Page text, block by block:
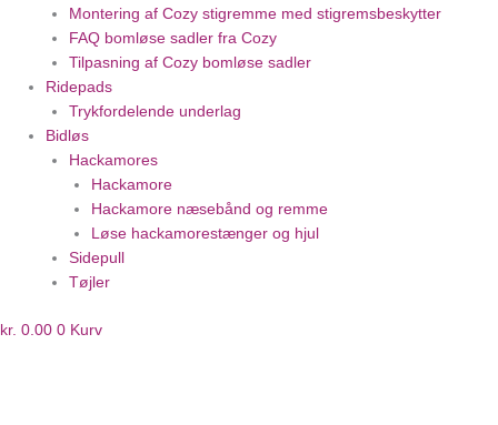
Montering af Cozy stigremme med stigremsbeskytter
FAQ bomløse sadler fra Cozy
Tilpasning af Cozy bomløse sadler
Ridepads
Trykfordelende underlag
Bidløs
Hackamores
Hackamore
Hackamore næsebånd og remme
Løse hackamorestænger og hjul
Sidepull
Tøjler
kr. 0.00 0 Kurv